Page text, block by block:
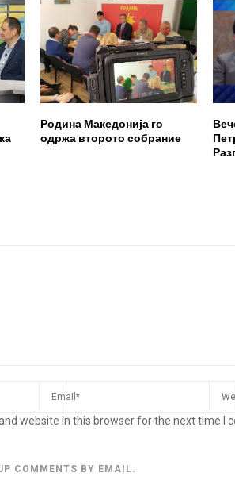
Родина Македонија го
одржа второто собрание
website in this browser for the next time I
COMMENTS BY EMAIL.